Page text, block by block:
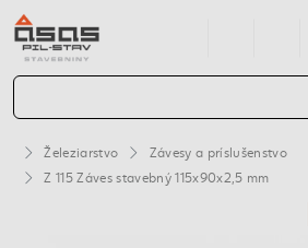
Železiarstvo
Závesy a príslušenstvo
Z 115 Záves stavebný 115x90x2,5 mm